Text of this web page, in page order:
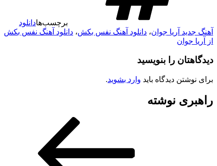
برچسب‌هادانلود
جدید آریا جوان،دانلود آهنگ نفس بکش،دانلود آهنگ نفس بکش
آریا جوان
را بنویسید
نوشتن دیدگاه بایدوارد بشوید.
نوشته